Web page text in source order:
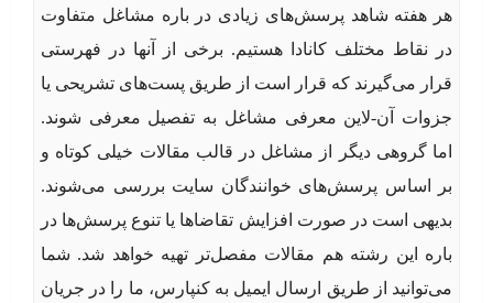
هر هفته شاهد پرسش‌های زیادی در باره مشاغل متفاوت
در نقاط مختلف کانادا هستیم. برخی از آنها در فهرستی
قرار می‌گیرند که قرار است از طریق پست‌های تشریحی یا
جزوات آن-لاین معرفی مشاغل به تفصیل معرفی شوند.
اما گروهی دیگر از مشاغل در قالب مقالات خیلی کوتاه و
بر اساس پرسش‌های خوانندگان سایت بررسی می‌شوند.
بدیهی است در صورت افزایش تقاضاها یا تنوع پرسش‌ها در
باره این رشته هم مقالات مفصل‌تر تهیه خواهد شد. شما
می‌توانید از طریق ارسال ایمیل به کنپارس، ما را در جریان